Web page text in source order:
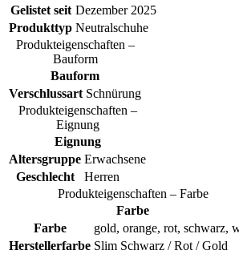
Gelistet seit Dezember 2025
Produkttyp Neutralschuhe
Produkteigenschaften –
Bauform
Bauform
Verschlussart Schnürung
Produkteigenschaften –
Eignung
Eignung
Altersgruppe Erwachsene
Geschlecht
Herren
Produkteigenschaften – Farbe
Farbe
Farbe
gold, orange, rot, schwarz,
Herstellerfarbe Slim Schwarz / Rot / Gold